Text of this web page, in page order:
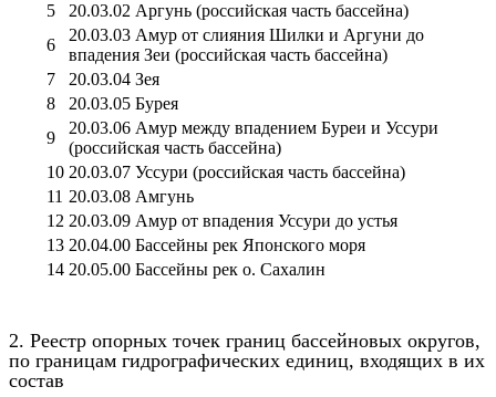
5
20.03.02 Аргунь (российская часть бассейна)
6
20.03.03 Амур от слияния Шилки и Аргуни до
впадения Зеи (российская часть бассейна)
7
20.03.04 Зея
8
20.03.05 Бурея
9
20.03.06 Амур между впадением Буреи и Уссури
(российская часть бассейна)
10 20.03.07 Уссури (российская часть бассейна)
11 20.03.08 Амгунь
12 20.03.09 Амур от впадения Уссури до устья
13 20.04.00 Бассейны рек Японского моря
14 20.05.00 Бассейны рек о. Сахалин
2. Реестр опорных точек границ бассейновых округов,
по границам гидрографических единиц, входящих в их
состав